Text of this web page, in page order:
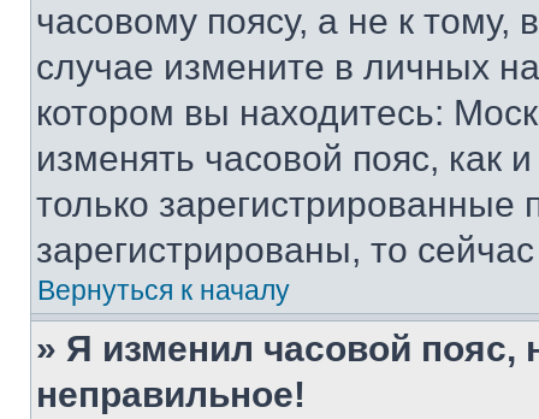
часовому поясу, а не к тому,
случае измените в личных
котором вы находитесь:
изменять часовой пояс, как
только
зарегистрированы, то
Вернуться к началу
» Я изменил часовой пояс,
неправильное!